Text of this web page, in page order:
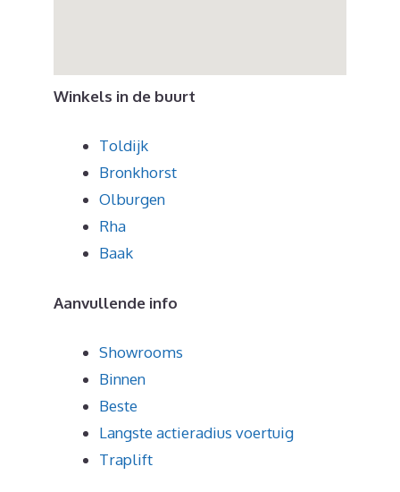
Winkels in de buurt
Toldijk
Bronkhorst
Olburgen
Rha
Baak
Aanvullende info
Showrooms
Binnen
Beste
Langste actieradius voertuig
Traplift